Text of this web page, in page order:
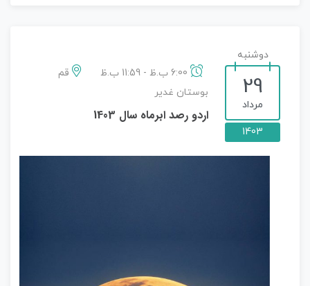
دوشنبه
29
مرداد
1403
قم
بوستان غدیر
اردو رصد ابرماه سال 1403